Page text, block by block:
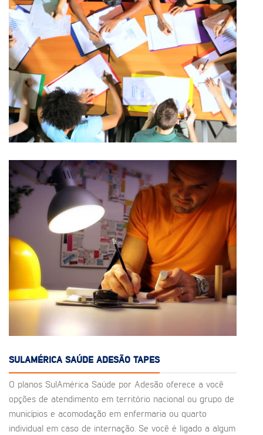
SULAMÉRICA SAÚDE ADESÃO TAPES
O planos SulAmérica Saúde por Adesão oferece a você
opções de atendimento em território nacional ou grupo de
municípios e acomodação em enfermaria ou quarto
individual em caso de internação. Se você é ligado a algum